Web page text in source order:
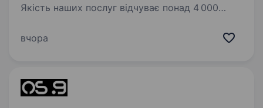
Якість наших послуг відчуває понад 4 000
ми сформували та розвиваємо надійні
вчора